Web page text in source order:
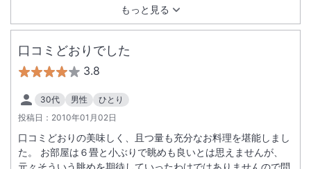
もっと見る
口コミどおりでした
3.8
30代 男性
ひとり
投稿日： 2010年01月02日
口コミどおりの美味しく、且つ量も充分なお料理を堪能しまし
た。 お部屋は６畳と小ぶりで眺めも良いとは思えませんが、
元々そういう眺めを期待していったわけではありませんので問